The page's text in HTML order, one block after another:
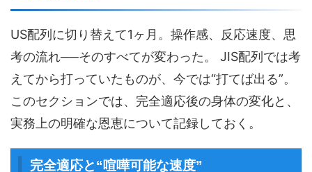
US配列に切り替えて1ヶ月。操作感、反応速度、思
考の流れ──そのすべてが変わった。 JIS配列では考
えてから打っていたものが、今では“打てば出る”。
このセクションでは、完全適応後の身体の変化と、
実務上の明確な恩恵について記録しておく。
完全適応と“喧嘩可能な速度”